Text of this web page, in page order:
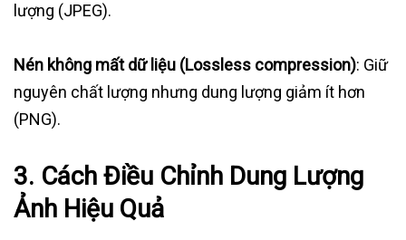
lượng (JPEG).
Nén không mất dữ liệu (Lossless compression): Giữ
nguyên chất lượng nhưng dung lượng giảm ít hơn
(PNG).
3. Cách Điều Chỉnh Dung Lượng
Ảnh Hiệu Quả